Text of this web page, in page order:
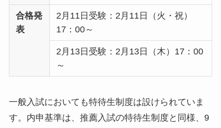
合格発
表
2月11日受験：2月11日（火・祝）
17：00～
2月13日受験：2月13日（木）17：00
～
一般入試においても特待生制度は設けられていま
す。内申基準は、推薦入試の特待生制度と同様、9